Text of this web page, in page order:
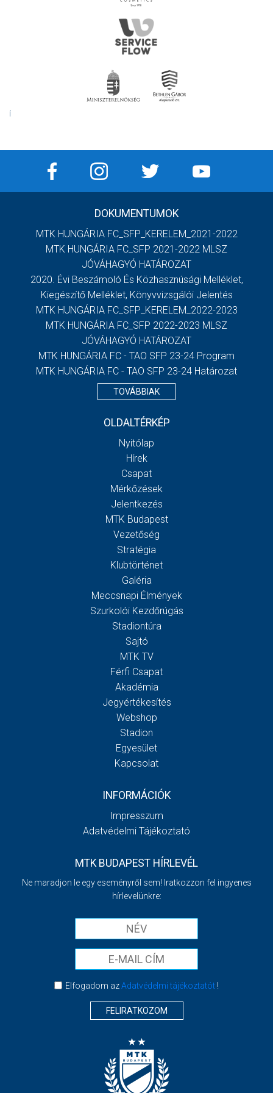
DOKUMENTUMOK
MTK HUNGÁRIA FC_SFP_KERELEM_2021-2022
MTK HUNGÁRIA FC_SFP 2021-2022 MLSZ
JÓVÁHAGYÓ HATÁROZAT
2020. Évi Beszámoló És Közhasznúsági Melléklet,
Kiegészítő Melléklet, Könyvvizsgálói Jelentés
MTK HUNGÁRIA FC_SFP_KERELEM_2022-2023
MTK HUNGÁRIA FC_SFP 2022-2023 MLSZ
JÓVÁHAGYÓ HATÁROZAT
MTK HUNGÁRIA FC - TAO SFP 23-24 Program
MTK HUNGÁRIA FC - TAO SFP 23-24 Határozat
TOVÁBBIAK
OLDALTÉRKÉP
Nyitólap
Hírek
Csapat
Mérkőzések
Jelentkezés
MTK Budapest
Vezetőség
Stratégia
Klubtörténet
Galéria
Meccsnapi Élmények
Szurkolói Kezdőrúgás
Stadiontúra
Sajtó
MTK TV
Férfi Csapat
Akadémia
Jegyértékesítés
Webshop
Stadion
Egyesület
Kapcsolat
INFORMÁCIÓK
Impresszum
Adatvédelmi Tájékoztató
MTK BUDAPEST HÍRLEVÉL
Ne maradjon le egy eseményről sem! Iratkozzon fel ingyenes
hírlevelünkre:
Elfogadom azAdatvédelmi tájékoztatót!
FELIRATKOZOM